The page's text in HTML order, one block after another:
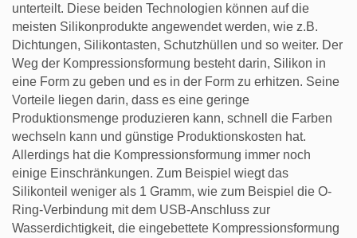
unterteilt. Diese beiden Technologien können auf die
meisten Silikonprodukte angewendet werden, wie z.B.
Dichtungen, Silikontasten, Schutzhüllen und so weiter. Der
Weg der Kompressionsformung besteht darin, Silikon in
eine Form zu geben und es in der Form zu erhitzen. Seine
Vorteile liegen darin, dass es eine geringe
Produktionsmenge produzieren kann, schnell die Farben
wechseln kann und günstige Produktionskosten hat.
Allerdings hat die Kompressionsformung immer noch
einige Einschränkungen. Zum Beispiel wiegt das
Silikonteil weniger als 1 Gramm, wie zum Beispiel die O-
Ring-Verbindung mit dem USB-Anschluss zur
Wasserdichtigkeit, die eingebettete Kompressionsformung